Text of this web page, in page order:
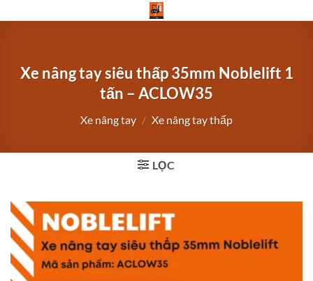
qua
Xe nâng tay siêu thấp 35mm Noblelift 1
tấn – ACLOW35
Xe nâng tay / Xe nâng tay thấp
LỌC